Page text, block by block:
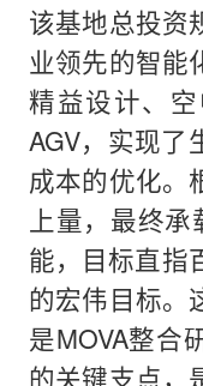
该基地总投资
业领先的智能
精益设计、
AGV，实现了
成本的优化。
上量，最终
能，目标直指
的宏伟目标。
是MOVA整合
的关键支点，